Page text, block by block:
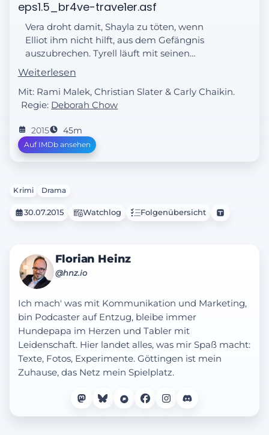
eps1.5_br4ve-trave1er.asf
Vera droht damit, Shayla zu töten, wenn
Elliot ihm nicht hilft, aus dem Gefängnis
auszubrechen. Tyrell läuft mit seinen
Ambitionen in der Firma auf, während
Angela sich dazu entschließt, Evil Corp über
den gerichtlichen Weg den Kampf
anzusagen.
Weiterlesen
Mit: Rami Malek, Christian Slater & Carly Chaikin.
Regie: Deborah Chow
2015 45m
Auf IMDb ansehen
Krimi Drama
30.07.2015 Watchlog Folgenübersicht
Florian Heinz
@hnz.io
Ich mach' was mit Kommunikation und Marketing,
bin Podcaster auf Entzug, bleibe immer
Hundepapa im Herzen und Tabler mit
Leidenschaft. Hier landet alles, was mir Spaß macht:
Texte, Fotos, Experimente. Göttingen ist mein
Zuhause, das Netz mein Spielplatz.